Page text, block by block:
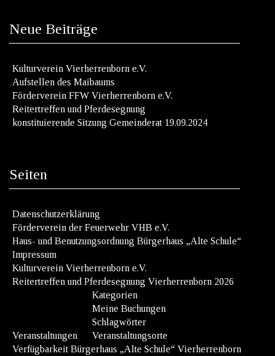
Neue Beiträge
Kulturverein Vierherrenborn e.V.
Aufstellen des Maibaums
Förderverein FFW Vierherrenborn e.V.
Reitertreffen und Pferdesegnung
konstituierende Sitzung Gemeinderat 19.09.2024
Seiten
Datenschutzerklärung
Förderverein der Feuerwehr VHB e.V.
Haus- und Benutzungsordnung Bürgerhaus „Alte Schule“
Impressum
Kulturverein Vierherrenborn e.V.
Reitertreffen und Pferdesegnung Vierherrenborn 2026
Veranstaltungen
Kategorien
Meine Buchungen
Schlagwörter
Veranstaltungsorte
Verfügbarkeit Bürgerhaus „Alte Schule“ Vierherrenborn